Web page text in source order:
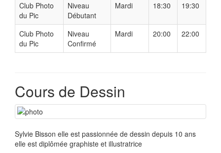
Club Photo
du Pic
Niveau
Débutant
Mardi 18:30 19:30
Club Photo
du Pic
Niveau
Confirmé
Mardi 20:00 22:00
Cours de Dessin
Sylvie Bisson elle est passionnée de dessin depuis 10 ans
elle est diplômée graphiste et illustratrice